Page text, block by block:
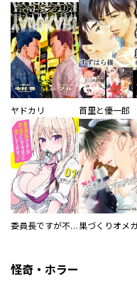
ヤドカリ 首里と優一郎
委員長ですが不良になるほど恋してます！
怪奇・ホラー